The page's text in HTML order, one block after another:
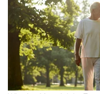
గుండెల్లో పెట్టుకుంటా...
అమరవీరుల
చేస్తానని రేవంత్
అంటే ప్రగతి భవన్ లో
నిర్వహిస్తామని....
రెడ్డి పిలుపునిచ్చారు. .